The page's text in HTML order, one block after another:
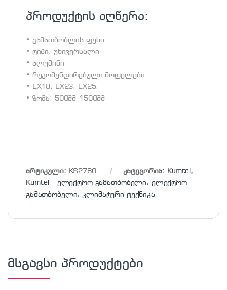
პროდუქტის აღწერა:
• გამათბობლის ფეხი
• ტიპი: უნივერსალი
• ალუმინი
• რეკომენდირებული მოდელები
• EX18, EX23, EX25,
• ზომა: 500მმ-1500მმ
არტიკული: KS2760 კატეგორია: Kumtel ,
Kumtel - ელექტრო გამათბობელი, ელექტრო
გამათბობელი, კლიმატური ტექნიკა
მსგავსი პროდუქტები